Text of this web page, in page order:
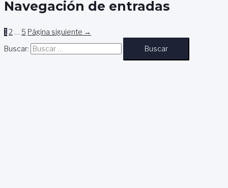
Navegación de entradas
1 2 … 5 Página siguiente →
Buscar: